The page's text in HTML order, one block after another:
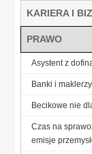
KARIERA I
PRAWO
Asystent z
Banki i
Becikowe nie
Czas na
emisje